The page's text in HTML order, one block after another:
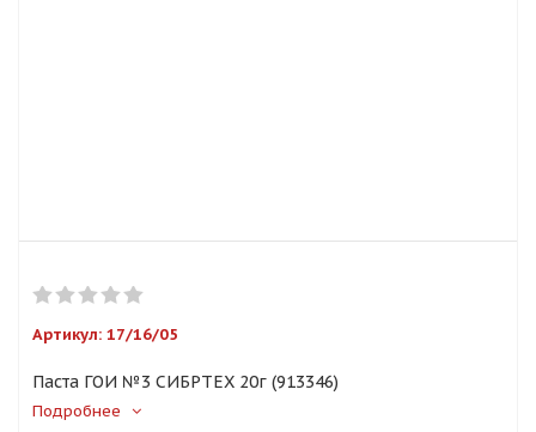
Артикул: 17/16/05
Паста ГОИ №3 СИБРТЕХ 20г (913346)
Подробнее